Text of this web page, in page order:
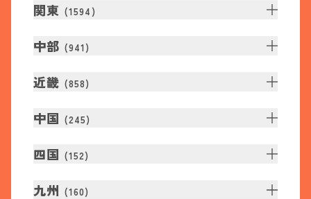
関東 (1594 )
中部 (941 )
近畿 (858)
中国 (245)
四国 (152)
九州 (160)